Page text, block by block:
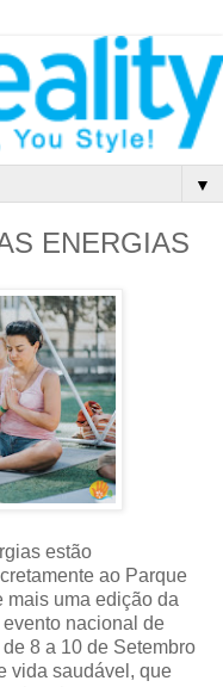
▼
ENERGIAS
estão
ao Parque
mais uma edição da
nacional de
8 a 10 de Setembro
vida saudável, que